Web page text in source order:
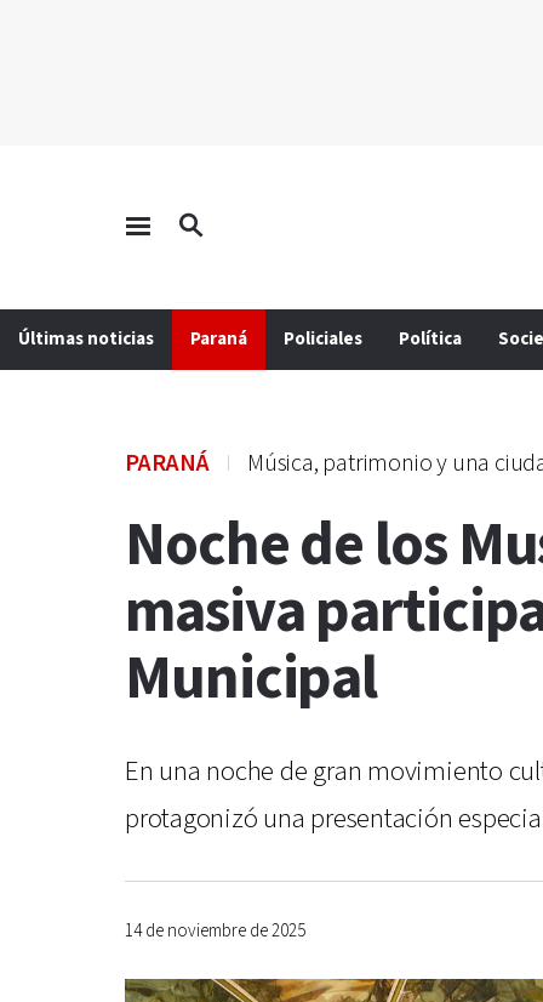
Últimas noticias Paraná Policiales Política
PARANÁ Música, patrimonio y una
Noche de los
masiva
Municipal
En una noche de gran movimiento
protagonizó una presentación
14 de noviembre de 2025